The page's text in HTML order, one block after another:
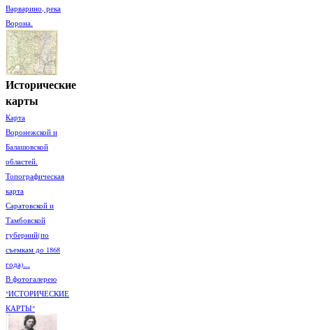
Варварино, река
Ворона.
Исторические
карты
Карта
Воронежской и
Балашовской
областей.
Топографическая
карта
Саратовской и
Тамбовской
губерний(по
съемкам до 1868
года)...
В фотогалерею
"ИСТОРИЧЕСКИЕ
КАРТЫ"